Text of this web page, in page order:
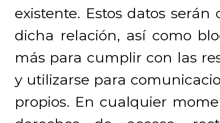
existente. Estos datos
dicha relación, así como
más para cumplir con las
y utilizarse para
propios. En cualquier